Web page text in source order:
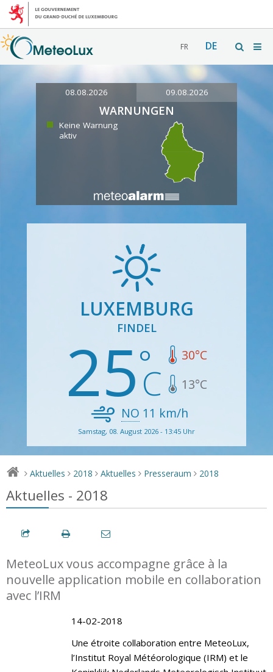
FR DE
08.08.2026 09.08.2026
WARNUNGEN
Keine Warnung
aktiv
LUXEMBURG
FINDEL
25 30°C
13°C
NO 11 km/h
Samstag, 08. August 2026 - 13:45 Uhr
> Aktuelles > 2018 > Aktuelles > Presseraum > 2018
Aktuelles - 2018
MeteoLux vous accompagne grâce à la
nouvelle application mobile en collaboration
avec l’IRM
14-02-2018
Une étroite collaboration entre MeteoLux,
l’Institut Royal Météorologique (IRM) et le